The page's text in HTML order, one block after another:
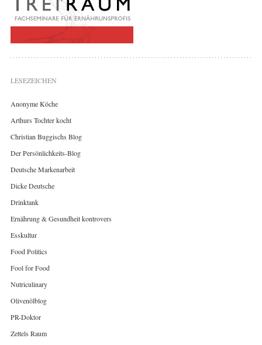
LESEZEICHEN
Anonyme Köche
Arthurs Tochter kocht
Christian Buggischs Blog
Der Persönlichkeits-Blog
Deutsche Markenarbeit
Dicke Deutsche
Drinktank
Ernährung & Gesundheit kontrovers
Esskultur
Food Politics
Fool for Food
Nutriculinary
Olivenölblog
PR-Doktor
Zettels Raum